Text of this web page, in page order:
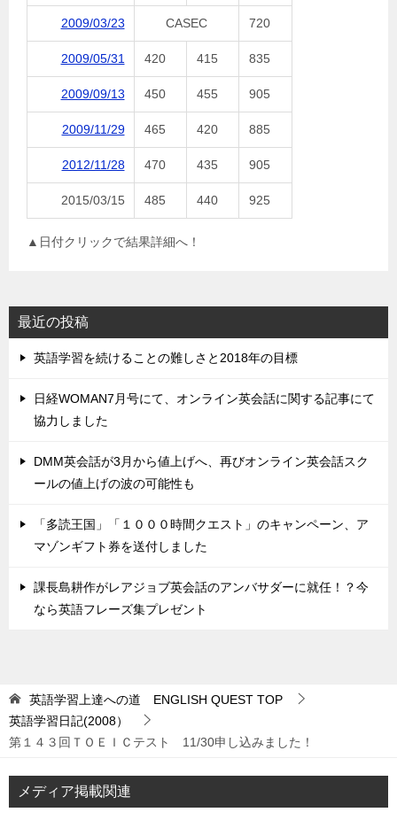
2009/03/23 CASEC 720
2009/05/31 420 415 835
2009/09/13 450 455 905
2009/11/29 465 420 885
2012/11/28 470 435 905
2015/03/15 485 440 925
▲日付クリックで結果詳細へ！
最近の投稿
英語学習を続けることの難しさと2018年の目標
日経WOMAN7月号にて、オンライン英会話に関する記事にて
協力しました
DMM英会話が3月から値上げへ、再びオンライン英会話スク
ールの値上げの波の可能性も
「多読王国」「１０００時間クエスト」のキャンペーン、ア
マゾンギフト券を送付しました
課長島耕作がレアジョブ英会話のアンバサダーに就任！？今
なら英語フレーズ集プレゼント
英語学習上達への道 ENGLISH QUEST TOP
英語学習日記(2008）
第１４３回ＴＯＥＩＣテスト 11/30申し込みました！
メディア掲載関連